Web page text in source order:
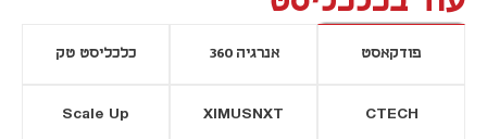
פודקאסט אנרגיה 360 כלכליסט טק
CTECH
XIMUSNXT
Scale Up